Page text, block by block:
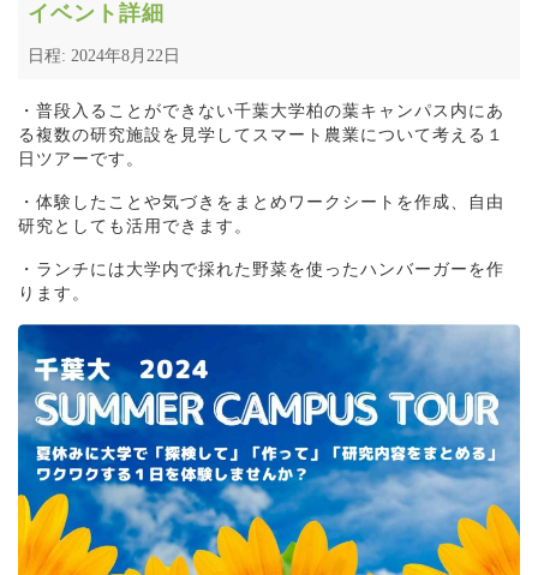
イベント詳細
日程: 2024年8月22日
・普段入ることができない千葉大学柏の葉キャンパス内にあ
る複数の研究施設を見学してスマート農業について考える１
日ツアーです。
・体験したことや気づきをまとめワークシートを作成、自由
研究としても活用できます。
・ランチには大学内で採れた野菜を使ったハンバーガーを作
ります。